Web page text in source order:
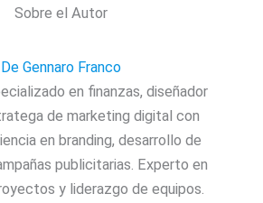
Sobre el Autor
De Gennaro Franco
en finanzas, diseñador
de marketing digital con
en branding, desarrollo de
publicitarias. Experto en
y liderazgo de equipos.